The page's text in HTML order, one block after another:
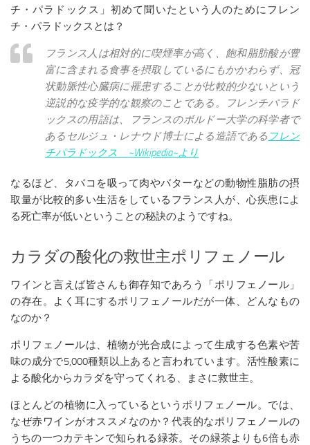
チ・パラドックス」初めて聞いたという人のためにフレン
チ・パラドックスとは？
フランス人は相対的に喫煙率が高く、飽和脂肪酸が豊
富に含まれる食事を摂取しているにもかかわらず、冠
状動脈性心臓病に罹患することが比較的少ないという
逆説的な疫学的な観察のことである。フレンチパラド
ックスの用語は、フランスのボルドー大学の科学者で
あるセルジュ・レナウド博士による造語である フレン
チパラドックス ~Wikipedia~より
なるほど、タバコを吸って肉やバターなどの動物性脂肪の摂
取量が比較的多い生活をしているフランス人が、心疾患によ
る死亡率が低いということの秘訣のようですね。
カラダの酸化の救世主ポリフェノール
ワインと言えば皆さんも御存知であろう「ポリフェノール」
の存在。よく耳にするポリフェノールだが一体、どんなもの
なのか？
ポリフェノールは、植物が光合成によって生成する色素や苦
味の成分で5,000種類以上あると言われています。活性酸素に
よる酸化からカラダを守ってくれる、まさに救世主。
ほとんどの植物に入っているというポリフェノール。では、
なぜ赤ワインがオススメなのか？代表的なポリフェノールの
うちの一つカテキンで知られる緑茶。その緑茶よりも6倍も赤